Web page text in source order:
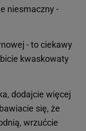
niesmaczny -
- to ciekawy
kwaskowaty
dodajcie więcej
się, że
wrzućcie